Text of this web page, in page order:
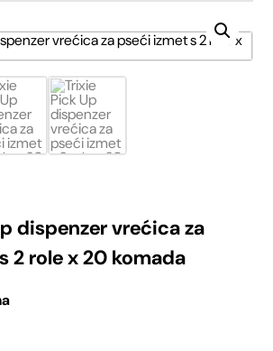
dispenzer vrećica za
2 role x 20 komada